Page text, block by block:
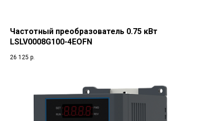
Частотный преобразователь 0.75 кВт
LSLV0008G100-4EOFN
26 125 р.